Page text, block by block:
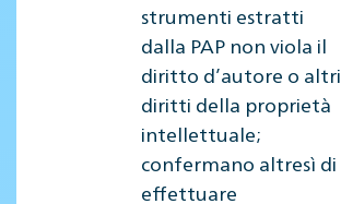
strumenti estratti
dalla PAP non viola il
diritto d’autore o altri
diritti della proprietà
intellettuale;
confermano altresì di
effettuare